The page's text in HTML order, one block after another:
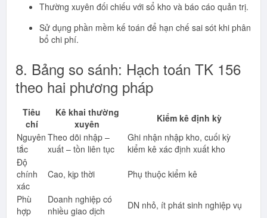
Thường xuyên đối chiếu với sổ kho và báo cáo quản trị.
Sử dụng phần mềm kế toán để hạn chế sai sót khi phân
bổ chi phí.
8. Bảng so sánh: Hạch toán TK 156
theo hai phương pháp
Tiêu
chí
Kê khai thường
xuyên
Kiểm kê định kỳ
Nguyên
tắc
Theo dõi nhập –
xuất – tồn liên tục
Ghi nhận nhập kho, cuối kỳ
kiểm kê xác định xuất kho
Độ
chính
xác
Cao, kịp thời Phụ thuộc kiểm kê
Phù
hợp
Doanh nghiệp có
nhiều giao dịch
DN nhỏ, ít phát sinh nghiệp vụ